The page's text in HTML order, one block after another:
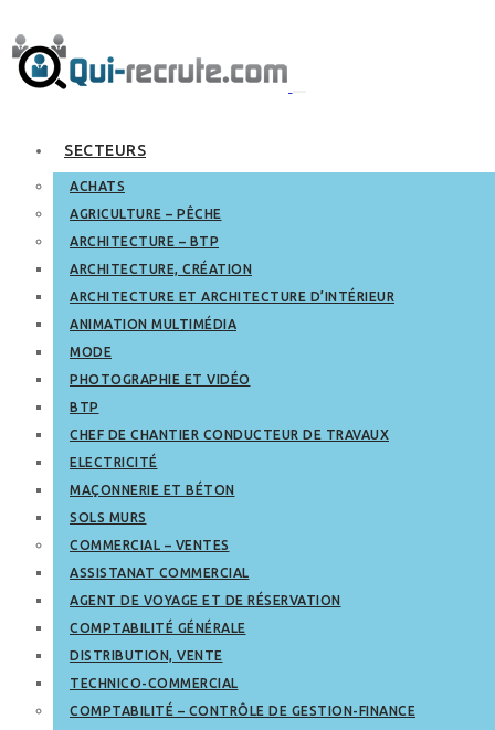
SECTEURS
ACHATS
AGRICULTURE – PÊCHE
ARCHITECTURE – BTP
ARCHITECTURE, CRÉATION
ARCHITECTURE ET ARCHITECTURE D’INTÉRIEUR
ANIMATION MULTIMÉDIA
MODE
PHOTOGRAPHIE ET VIDÉO
BTP
CHEF DE CHANTIER CONDUCTEUR DE TRAVAUX
ELECTRICITÉ
MAÇONNERIE ET BÉTON
SOLS MURS
COMMERCIAL – VENTES
ASSISTANAT COMMERCIAL
AGENT DE VOYAGE ET DE RÉSERVATION
COMPTABILITÉ GÉNÉRALE
DISTRIBUTION, VENTE
TECHNICO-COMMERCIAL
COMPTABILITÉ – CONTRÔLE DE GESTION-FINANCE